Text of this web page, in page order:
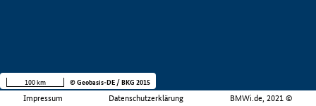
Impressum Datenschutzerklärung BMWi.de, 2021 ©
100 km © Geobasis-DE / BKG 2015